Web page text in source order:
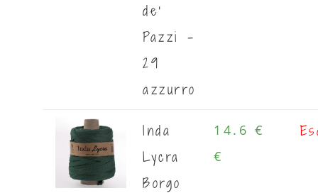
de'
Pazzi -
29
azzurro
Inda
Lycra
Borgo
14.6 €
€